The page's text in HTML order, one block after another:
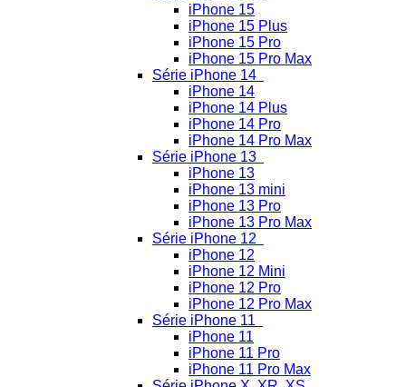
iPhone 15
iPhone 15 Plus
iPhone 15 Pro
iPhone 15 Pro Max
Série iPhone 14
iPhone 14
iPhone 14 Plus
iPhone 14 Pro
iPhone 14 Pro Max
Série iPhone 13
iPhone 13
iPhone 13 mini
iPhone 13 Pro
iPhone 13 Pro Max
Série iPhone 12
iPhone 12
iPhone 12 Mini
iPhone 12 Pro
iPhone 12 Pro Max
Série iPhone 11
iPhone 11
iPhone 11 Pro
iPhone 11 Pro Max